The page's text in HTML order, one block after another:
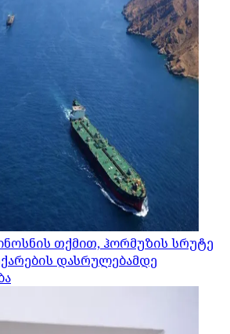
თქმით, ჰორმუზის სრუტე
დასრულებამდე